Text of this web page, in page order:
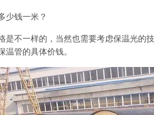
少钱一米？
是不一样的，当然也需要考虑保温光的
温管的具体价钱。